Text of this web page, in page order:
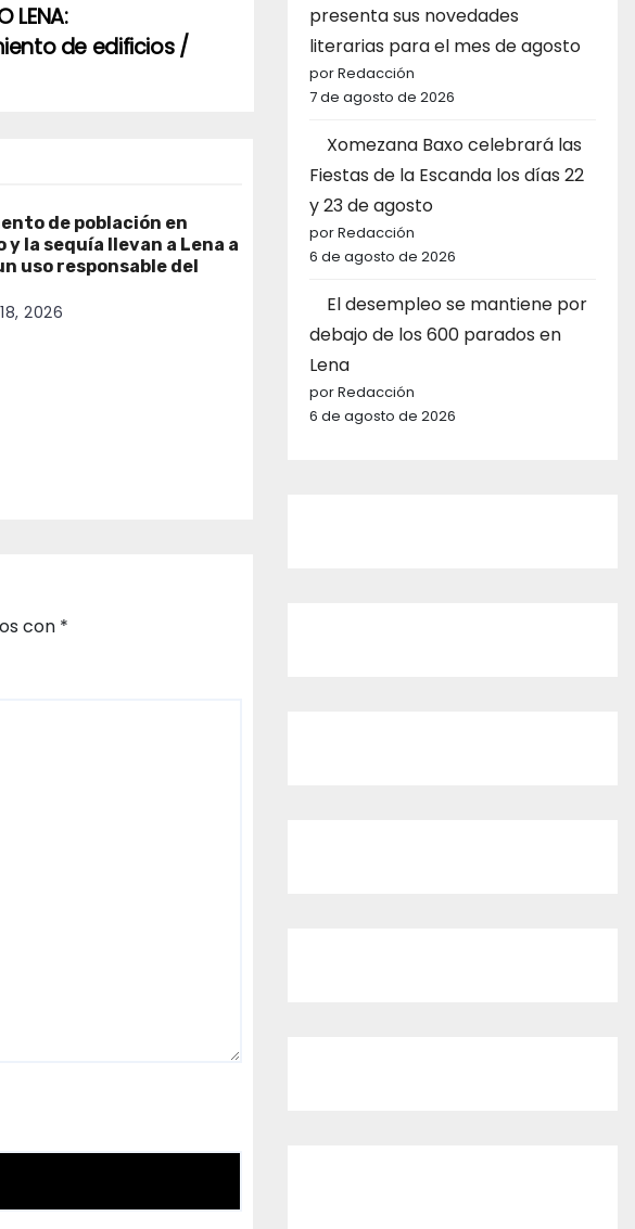
LENA:
de edificios /
de población en
y la sequía llevan a Lena a
uso responsable del
2026
con *
presenta sus novedades
literarias para el mes de agosto
por Redacción
7 de agosto de 2026
Xomezana Baxo celebrará las
Fiestas de la Escanda los días 22
y 23 de agosto
por Redacción
6 de agosto de 2026
El desempleo se mantiene por
debajo de los 600 parados en
Lena
por Redacción
6 de agosto de 2026